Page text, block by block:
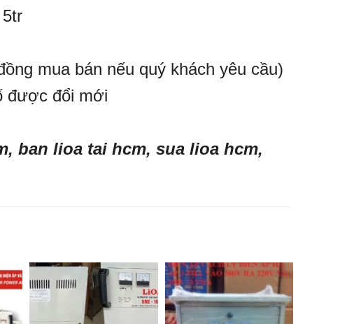
mua bán nếu quý khách yêu cầu)
được đổi mới
ban lioa tai hcm, sua lioa hcm,